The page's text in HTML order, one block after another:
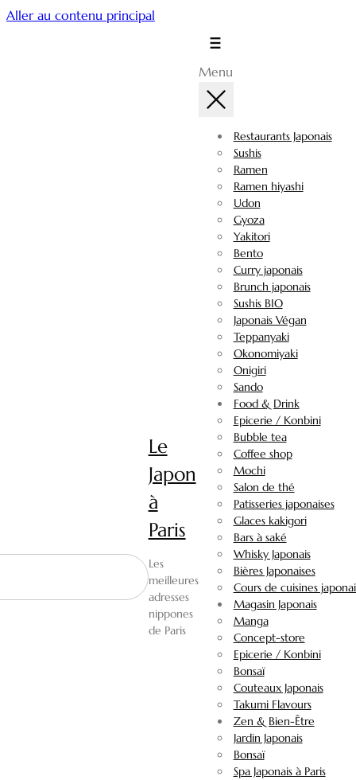
Aller au contenu principal
Le
Japon
à
Paris
Les
meilleures
adresses
nippones
de Paris
Menu
Restaurants Japonais
Sushis
Ramen
Ramen hiyashi
Udon
Gyoza
Yakitori
Bento
Curry japonais
Brunch japonais
Sushis BIO
Japonais Végan
Teppanyaki
Okonomiyaki
Onigiri
Sando
Food & Drink
Epicerie / Konbini
Bubble tea
Coffee shop
Mochi
Salon de thé
Patisseries japonaises
Glaces kakigori
Bars à saké
Whisky Japonais
Bières Japonaises
Cours de cuisines
Magasin Japonais
Manga
Concept-store
Epicerie / Konbini
Bonsaï
Couteaux Japonais
Takumi Flavours
Zen & Bien-Être
Jardin Japonais
Bonsaï
Spa Japonais à Paris